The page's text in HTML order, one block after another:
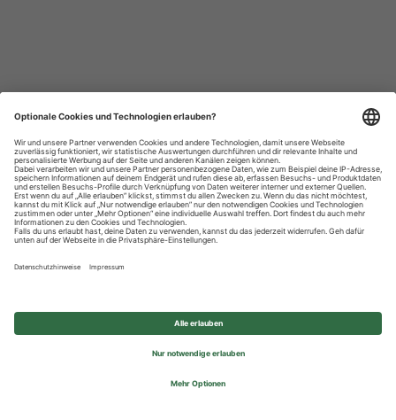
Datenschutzhinweise
Impressum
Privatsphäre-Einstellungen
© 2026 REWE Group - All rights reserved